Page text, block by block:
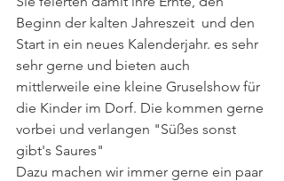
Beginn der kalten Jahreszeit  und den
Start in ein neues Kalenderjahr. es sehr
sehr gerne und bieten auch
mittlerweile eine kleine Gruselshow für
die Kinder im Dorf. Die kommen gerne
vorbei und verlangen "Süßes sonst
gibt's Saures"
Dazu machen wir immer gerne ein paar